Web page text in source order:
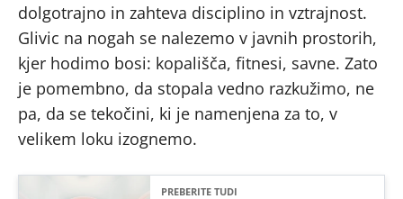
dolgotrajno in zahteva disciplino in vztrajnost.
Glivic na nogah se nalezemo v javnih prostorih,
kjer hodimo bosi: kopališča, fitnesi, savne. Zato
je pomembno, da stopala vedno razkužimo, ne
pa, da se tekočini, ki je namenjena za to, v
velikem loku izognemo.
PREBERITE TUDI